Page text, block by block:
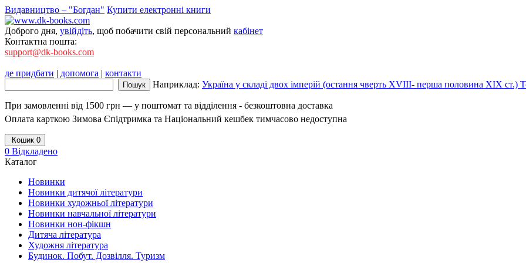
Видавництво – "Богдан" Купити електронні книги
Доброго дня, увійдіть, щоб побачити свій персональний кабінет
Контактна пошта:
support@dk-books.com
де придбати | допомога | контакти
Наприклад: Україна у складі двох імперій (остання чверть XVIII- перша половина ХІХ ст.)
При замовленні від 1500 грн — у поштомат та відділення - безкоштовна доставка
Оплата карткою Зимова Єпідтримка та Національний кешбек тимчасово недоступна
Кошик 0
0 Відкладено
Каталог
Новинки
Новинки дитячої літератури
Новинки художньої літератури
Новинки навчальної літератури
Новинки нон-фікшн
Дитяча література
Художня література
Будинок. Побут. Дозвілля. Туризм